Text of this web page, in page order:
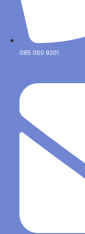
085 060 9201